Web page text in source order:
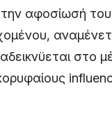
την αφοσίωσή
στο